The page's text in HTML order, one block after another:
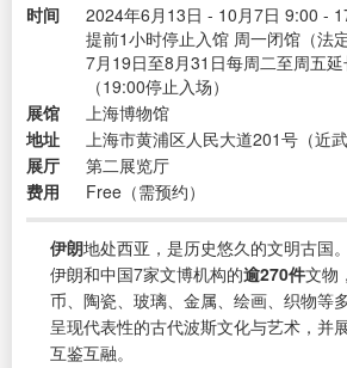
时间
2024年6月13日 - 10月7日 9:00 -
提前1小时停止入馆 周一闭馆（法
7月19日至8月31日每周二至周五
（19:00停止入场）
展馆
上海博物馆
地址
上海市黄浦区人民大道201号（近武
展厅
第二展览厅
费用
Free（需预约）
伊朗地处西亚，是历史悠久的文明古国
伊朗和中国7家文博机构的逾270件文物
币、陶瓷、玻璃、金属、绘画、织物等
呈现代表性的古代波斯文化与艺术，并
互鉴互融。